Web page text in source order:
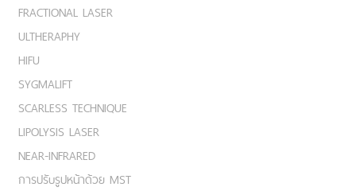
FRACTIONAL LASER
ULTHERAPHY
HIFU
SYGMALIFT
SCARLESS TECHNIQUE
LIPOLYSIS LASER
NEAR-INFRARED
การปรับรูปหน้าด้วย MST